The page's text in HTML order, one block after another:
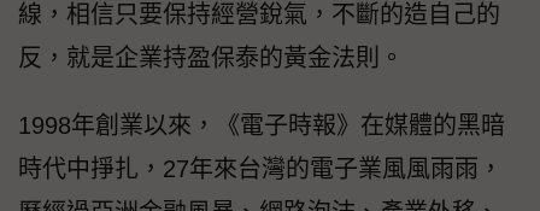
線，相信只要保持經營銳氣，不斷的造自己的
反，就是企業持盈保泰的黃金法則。
1998年創業以來，《電子時報》在媒體的黑暗
時代中掙扎，27年來台灣的電子業風風雨雨，